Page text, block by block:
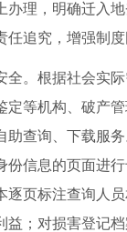
理，明确迁入
追究，增强制度
全。根据社会实
等机构、破产
查询、下载服
信息的页面进
页标注查询人
；对损害登记